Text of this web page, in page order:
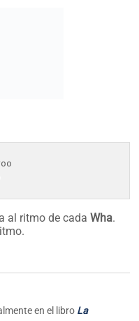
al ritmo de cadaWha.
en el libro
facetas